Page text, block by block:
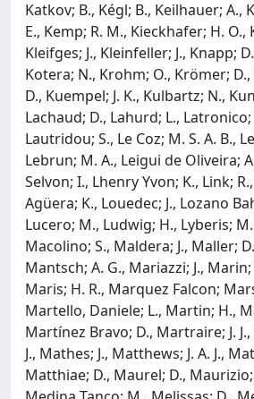
Katkov; B., Kégl; B., Keilhauer; A.,
E., Kemp; R. M., Kieckhafer; H. O.,
Kleifges; J., Kleinfeller; J., Knapp;
Kotera; N., Krohm; O., Krömer;
D., Kuempel; J. K., Kulbartz; N.,
Lachaud; D., Lahurd; L., Latronico;
Lautridou; S., Le Coz; M. S. A. B.,
Lebrun; M. A., Leigui de Oliveira;
Selvon; I., Lhenry Yvon; K., Link;
Agüera; K., Louedec; J., Lozano
Lucero; M., Ludwig; H., Lyberis;
Macolino; S., Maldera; J., Maller;
Mantsch; A. G., Mariazzi; J.,
Maris; H. R., Marquez Falcon;
Martello, Daniele; L., Martin; H.,
Martínez Bravo; D., Martraire; J.
J., Mathes; J., Matthews; J. A. J.,
Matthiae; D., Maurel; D., Maurizio;